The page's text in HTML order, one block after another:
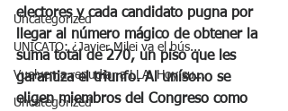
Uncategorized
UNICATO: ¿Javier Milei va el bús...
Vuelven a repudiar a LLA. Hoy su...
Uncategorized
electores y cada candidato pugna por
llegar al número mágico de obtener la
suma total de 270, un piso que les
garantiza el triunfo. Al unísono se
eligen miembros del Congreso como